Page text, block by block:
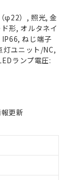
φ22）, 照光, 金
形, オルタネイ
IP66, ねじ端子
灯ユニット/NC,
ランプ電圧:
更新